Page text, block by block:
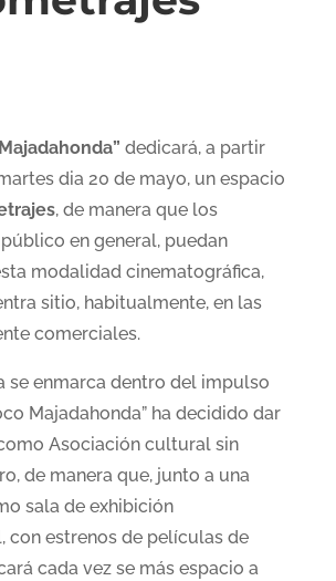
dedicará, a partir
dia 20 de mayo, un espacio
, de manera que los
en general, puedan
modalidad cinematográfica,
sitio, habitualmente, en las
comerciales.
se enmarca dentro del impulso
Majadahonda” ha decidido dar
Asociación cultural sin
de manera que, junto a una
sala de exhibición
con estrenos de películas de
cada vez se más espacio a